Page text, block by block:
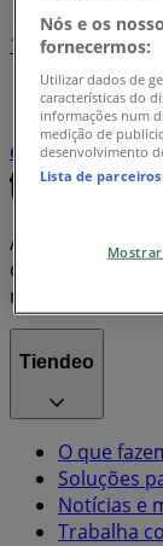
1
informática e
casa
viagens
e Construção
A Tiendeo faz
que está a
mundo.
Tiendeo
O que
Soluções
Notícias e
Trabalha
Nós e os
fornecermos:
Utilizar dados de
características do
informações num
medição de
desenvolvimento
Lista de